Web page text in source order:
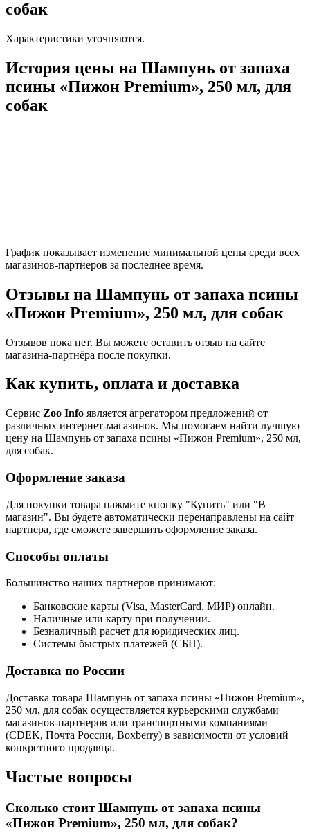
собак
Характеристики уточняются.
История цены на Шампунь от запаха
псины «Пижон Premium», 250 мл, для
собак
График показывает изменение минимальной цены среди всех
магазинов-партнеров за последнее время.
Отзывы на Шампунь от запаха псины
«Пижон Premium», 250 мл, для собак
Отзывов пока нет. Вы можете оставить отзыв на сайте
магазина-партнёра после покупки.
Как купить, оплата и доставка
Сервис Zoo Info является агрегатором предложений от
различных интернет-магазинов. Мы помогаем найти лучшую
цену на Шампунь от запаха псины «Пижон Premium», 250 мл,
для собак.
Оформление заказа
Для покупки товара нажмите кнопку "Купить" или "В
магазин". Вы будете автоматически перенаправлены на сайт
партнера, где сможете завершить оформление заказа.
Способы оплаты
Большинство наших партнеров принимают:
Банковские карты (Visa, MasterCard, МИР) онлайн.
Наличные или карту при получении.
Безналичный расчет для юридических лиц.
Системы быстрых платежей (СБП).
Доставка по России
Доставка товара Шампунь от запаха псины «Пижон Premium»,
250 мл, для собак осуществляется курьерскими службами
магазинов-партнеров или транспортными компаниями
(CDEK, Почта России, Boxberry) в зависимости от условий
конкретного продавца.
Частые вопросы
Сколько стоит Шампунь от запаха псины
«Пижон Premium», 250 мл, для собак?